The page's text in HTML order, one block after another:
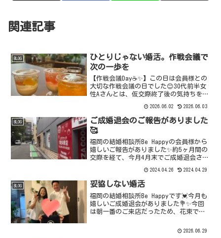
関連記事
BLOG
ひとりじゃない婚活。作戦会議で
次の一歩を
【作戦会議Day☕️✨】この日は会員様との
大切な作戦会議の日でした😊30代前半女
性Aさんとは、仮交際終了後の気持ちを整
し。Be Happyではご紹介人数に制限な
く、その方に合うご縁を一生懸命お探し
してご紹...
2026.06.02 2026.06.03
BLOG
ご成婚退会のご報告がありました
🥰
福岡の結婚相談所Be Happyの会員様から
嬉しいご報告がありました✨約5ヶ月間の
交際を経て、今月4月末でご成婚退会され
のご成婚退会🎉入会時の写真撮影は、夏
の終わりの暑い日でした☀️『Be
Happy』...
2024.04.26 2024.04.29
BLOG 妥協しない婚活
福岡の結婚相談所Be Happyです💓今月も
嬉しいご成婚退会がありました💐✨今回
は朝一番のご来店だったため、花束では
をお渡ししました🎁彼女は活動を始めて
約1年経ち、途中、思うように進まず悩む
2026.06.29